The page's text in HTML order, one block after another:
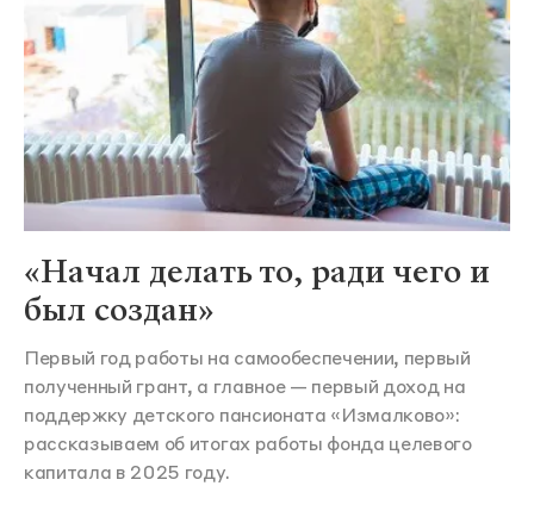
«Начал делать то, ради чего и
был создан»
Первый год работы на самообеспечении, первый
полученный грант, а главное — первый доход на
поддержку детского пансионата «Измалково»:
рассказываем об итогах работы фонда целевого
капитала в 2025 году.